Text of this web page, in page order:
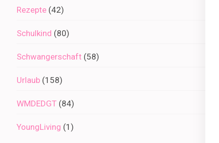
Rezepte (42)
Schulkind (80)
Schwangerschaft (58)
Urlaub (158)
WMDEDGT (84)
YoungLiving (1)